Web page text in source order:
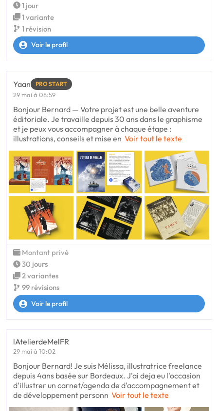
1 jour
1 variante
1 révision
Voir le profil
Yaan PRO START
29 mai à 08:59
Bonjour Bernard — Votre projet est une belle aventure
éditoriale. Je travaille depuis 30 ans dans le graphisme
et je peux vous accompagner à chaque étape :
illustrations, conseils et mise en Voir tout le texte
Montant privé
30 jours
2 variantes
99 révisions
Voir le profil
lAtelierdeMelFR
29 mai à 10:02
Bonjour Bernard! Je suis Mélissa, illustratrice freelance
depuis 4ans basée sur Bordeaux. J'ai deja eu l'occasion
d'illustrer un carnet/agenda de d'accompagnement et
de développement personn Voir tout le texte